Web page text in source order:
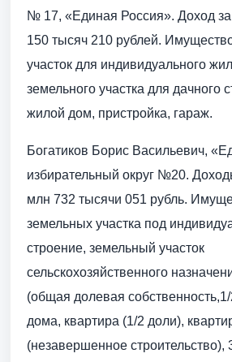
№ 17, «Единая Россия». Доход
150 тысяч 210 рублей.
участок для индивидуального
земельного участка для дачного
жилой дом, пристройка, гараж.
Богатиков Борис Васильевич,
избирательный округ №20.
млн 732 тысячи 051 рубль.
земельных участка под
строение, земельный участок
сельскохозяйственного
(общая долевая
дома, квартира (1/2 доли),
(незавершенное строительство),